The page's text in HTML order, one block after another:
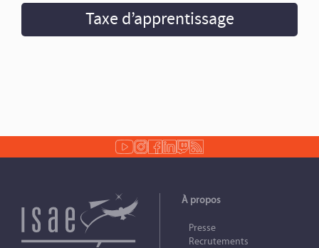
Taxe d’apprentissage
À propos
Presse
Recrutements